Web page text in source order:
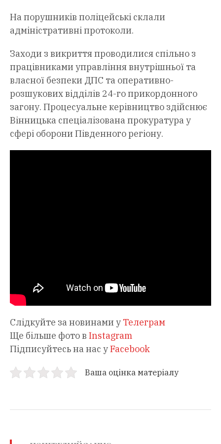
На порушників поліцейські склали
адміністративні протоколи.
Заходи з викриття проводилися спільно з
працівниками управління внутрішньої та
власної безпеки ДПС та оперативно-
розшукових відділів 24-го прикордонного
загону. Процесуальне керівництво здійснює
Вінницька спеціалізована прокуратура у
сфері оборони Південного регіону.
Слідкуйте за новинами у Телеграм
Ще більше фото в Instagram
Підписуйтесь на нас уFacebook
Ваша оцінка матеріалу